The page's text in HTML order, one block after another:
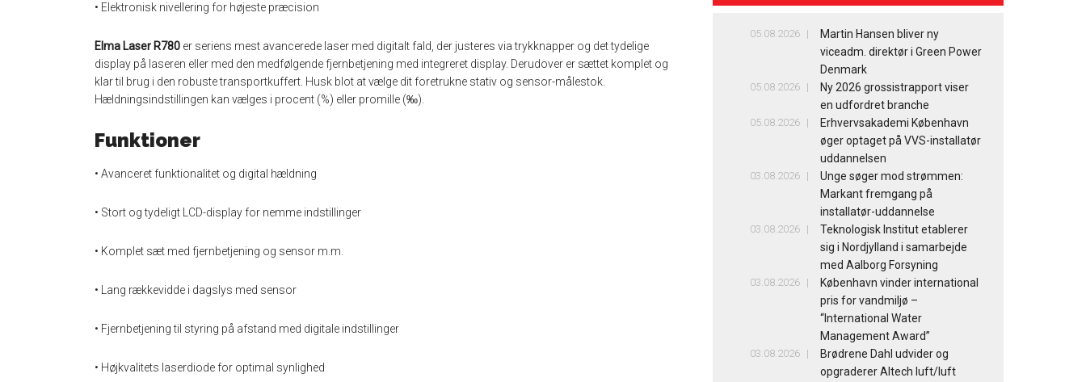
• Elektronisk nivellering for højeste præcision
Elma Laser R780 er seriens mest avancerede laser med digitalt fald, der justeres via trykknapper og det tydelige
display på laseren eller med den medfølgende fjernbetjening med integreret display. Derudover er sættet komplet og
klar til brug i den robuste transportkuffert. Husk blot at vælge dit foretrukne stativ og sensor-målestok.
Hældningsindstillingen kan vælges i procent (%) eller promille (‰).
Funktioner
• Avanceret funktionalitet og digital hældning
• Stort og tydeligt LCD-display for nemme indstillinger
• Komplet sæt med fjernbetjening og sensor m.m.
• Lang rækkevidde i dagslys med sensor
• Fjernbetjening til styring på afstand med digitale indstillinger
• Højkvalitets laserdiode for optimal synlighed
05.08.2026
Martin Hansen bliver ny
viceadm. direktør i Green Power
Denmark
05.08.2026
Ny 2026 grossistrapport viser
en udfordret branche
05.08.2026
Erhvervsakademi København
øger optaget på VVS-installatør
uddannelsen
03.08.2026
Unge søger mod strømmen:
Markant fremgang på
installatør-uddannelse
03.08.2026
Teknologisk Institut etablerer
sig i Nordjylland i samarbejde
med Aalborg Forsyning
03.08.2026
København vinder international
pris for vandmiljø –
“International Water
Management Award”
03.08.2026
Brødrene Dahl udvider og
opgraderer Altech luft/luft